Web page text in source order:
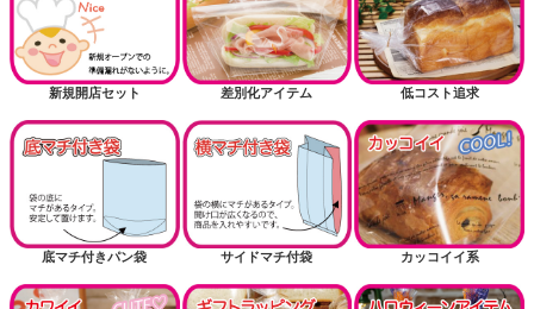
新規開店セット 差別化アイテム 低コスト追求
底マチ付きパン袋 サイドマチ付袋 カッコイイ系